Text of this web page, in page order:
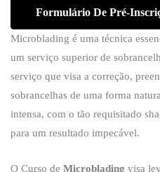
Formulário De Pré-
Microblading é uma técnica
um serviço superior de
serviço que visa a correção,
sobrancelhas de uma forma
intensa, com o tão requisitado
para um resultado impecável.
O Curso de Microblading visa